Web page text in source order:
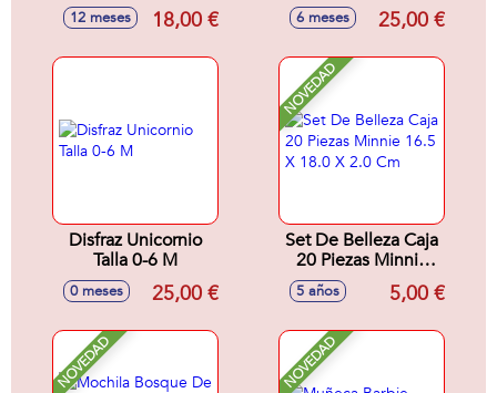
12 meses 18,00 € 6 meses 25,00 €
Disfraz Unicornio
Talla 0-6 M
0 meses 25,00 €
NOVEDAD
Set De Belleza Caja
20 Piezas Minnie
16.5 X 18.0 X 2.0
5 años 5,00 €
NOVEDAD NOVEDAD